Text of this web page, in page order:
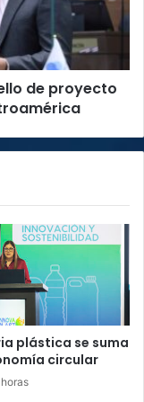
de proyecto
plástica se suma
circular